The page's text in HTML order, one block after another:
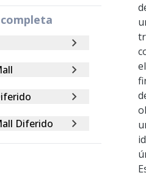
Diferido
el